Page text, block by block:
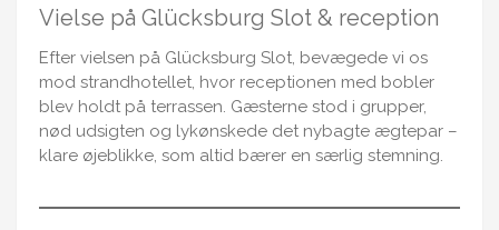
Vielse på Glücksburg Slot & reception
Efter vielsen på Glücksburg Slot, bevægede vi os
mod strandhotellet, hvor receptionen med bobler
blev holdt på terrassen. Gæsterne stod i grupper,
nød udsigten og lykønskede det nybagte ægtepar –
klare øjeblikke, som altid bærer en særlig stemning.